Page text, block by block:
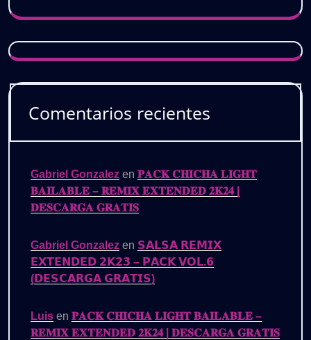
Comentarios recientes
Gabriel Gonzalez en 𝐏𝐀𝐂𝐊 𝐂𝐇𝐈𝐂𝐇𝐀 𝐋𝐈𝐆𝐇𝐓
𝐁𝐀𝐈𝐋𝐀𝐁𝐋𝐄 – 𝐑𝐄𝐌𝐈𝐗 𝐄𝐗𝐓𝐄𝐍𝐃𝐄𝐃 𝟐𝐊𝟐𝟒 |
𝐃𝐄𝐒𝐂𝐀𝐑𝐆𝐀 𝐆𝐑𝐀𝐓𝐈𝐒
Gabriel Gonzalez en 𝗦𝗔𝗟𝗦𝗔 𝗥𝗘𝗠𝗜𝗫
𝗘𝗫𝗧𝗘𝗡𝗗𝗘𝗗 𝟮𝗞𝟮𝟯 – 𝗣𝗔𝗖𝗞 𝗩𝗢𝗟.𝟲
(𝗗𝗘𝗦𝗖𝗔𝗥𝗚𝗔 𝗚𝗥𝗔𝗧𝗜𝗦)
Luis en 𝐏𝐀𝐂𝐊 𝐂𝐇𝐈𝐂𝐇𝐀 𝐋𝐈𝐆𝐇𝐓 𝐁𝐀𝐈𝐋𝐀𝐁𝐋𝐄 –
𝐑𝐄𝐌𝐈𝐗 𝐄𝐗𝐓𝐄𝐍𝐃𝐄𝐃 𝟐𝐊𝟐𝟒 | 𝐃𝐄𝐒𝐂𝐀𝐑𝐆𝐀 𝐆𝐑𝐀𝐓𝐈𝐒